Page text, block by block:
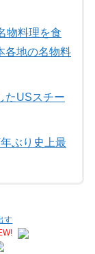
物料理を食
各地の名物料
たUSスチー
ぶり史上最
す